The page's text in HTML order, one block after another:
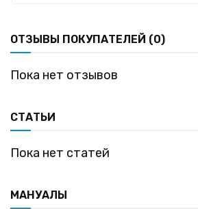
ОТЗЫВЫ ПОКУПАТЕЛЕЙ (0)
Пока нет отзывов
СТАТЬИ
Пока нет статей
МАНУАЛЫ